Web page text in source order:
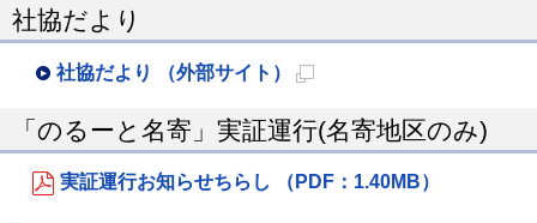
社協だより
社協だより （外部サイト）
規
「のるーと名寄」実証運行(名寄地区のみ)
実証運行お知らせちらし （PDF：1.40MB）